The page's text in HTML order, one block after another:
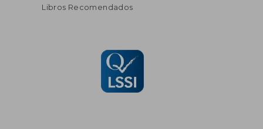
Libros Recomendados